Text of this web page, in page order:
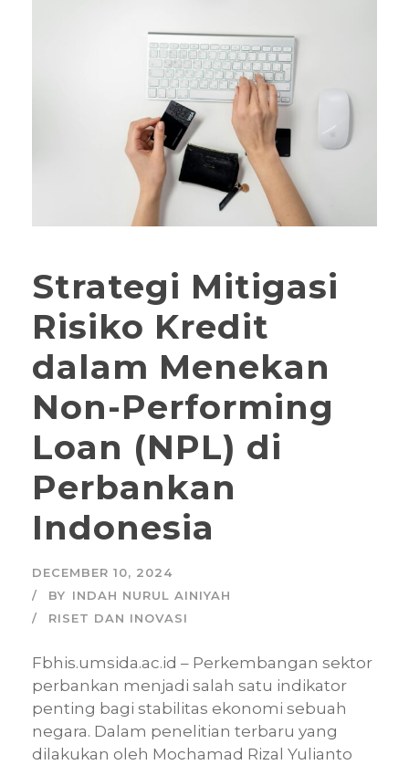
Strategi Mitigasi
Risiko Kredit
dalam Menekan
Non-Performing
Loan (NPL) di
Perbankan
Indonesia
DECEMBER 10, 2024
BY INDAH NURUL AINIYAH
RISET DAN INOVASI
Fbhis.umsida.ac.id – Perkembangan sektor
perbankan menjadi salah satu indikator
penting bagi stabilitas ekonomi sebuah
negara. Dalam penelitian terbaru yang
dilakukan oleh Mochamad Rizal Yulianto